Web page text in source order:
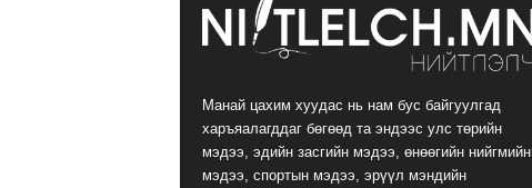
Манай цахим хуудас нь нам бус байгуулгад
харъяалагддаг бөгөөд та эндээс улс төрийн
мэдээ, эдийн засгийн мэдээ, өнөөгийн нийгмийн
мэдээ, спортын мэдээ, эрүүл мэндийн